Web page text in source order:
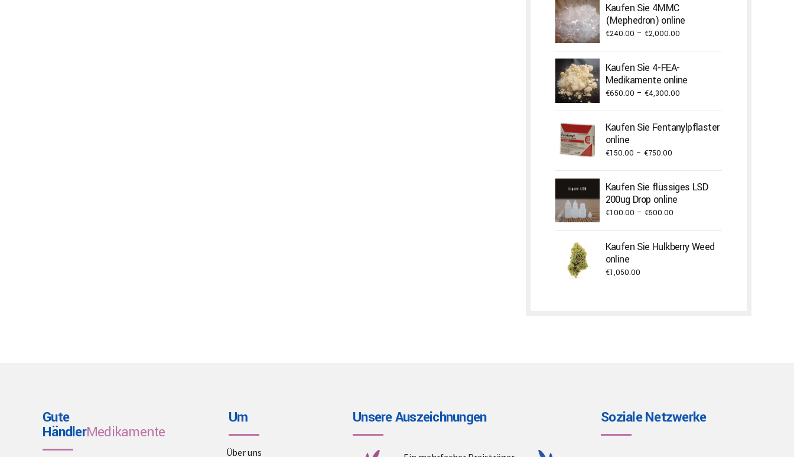
Kaufen Sie 4MMC
(Mephedron) online
€240.00 – €2,000.00Price
€2,000.00
Kaufen Sie 4-FEA-
Medikamente online
€650.00 – €4,300.00Price
€650.00
through
Kaufen Sie Fentanylpflaster
online
€150.00 – €750.00Price
€150.00
through
€750.00
Kaufen Sie flüssiges LSD
200ug Drop online
€100.00 – €500.00Price
€100.00
through
Kaufen Sie Hulkberry Weed
online
€1,050.00
Gute
HändlerMedikamente
Um
Über uns
Unsere Auszeichnungen Soziale Netzwerke